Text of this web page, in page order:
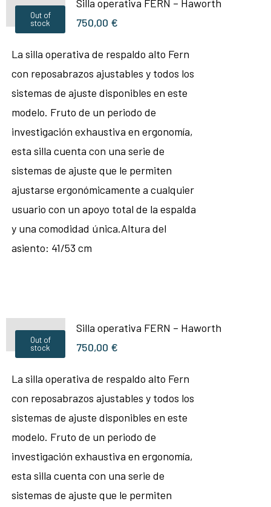
Out of
stock
Silla operativa FERN – Haworth
750,00 €
La silla operativa de respaldo alto Fern
con reposabrazos ajustables y todos los
sistemas de ajuste disponibles en este
modelo. Fruto de un periodo de
investigación exhaustiva en ergonomía,
esta silla cuenta con una serie de
sistemas de ajuste que le permiten
ajustarse ergonómicamente a cualquier
usuario con un apoyo total de la espalda
y una comodidad única.Altura del
asiento: 41/53 cm
Out of
stock
Silla operativa FERN – Haworth
750,00 €
La silla operativa de respaldo alto Fern
con reposabrazos ajustables y todos los
sistemas de ajuste disponibles en este
modelo. Fruto de un periodo de
investigación exhaustiva en ergonomía,
esta silla cuenta con una serie de
sistemas de ajuste que le permiten